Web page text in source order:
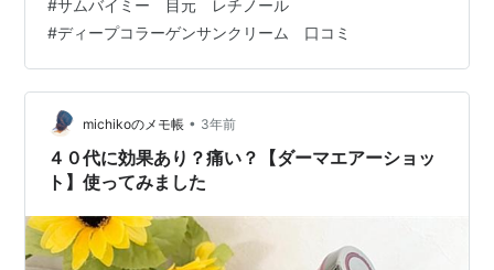
#サムバイミー 目元 レチノール
#ディープコラーゲンサンクリーム 口コミ
michikoのメモ帳 • 3年前
４０代に効果あり？痛い？【ダーマエアーショッ
ト】使ってみました